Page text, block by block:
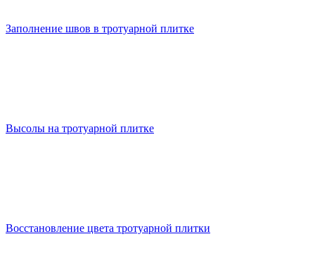
Заполнение швов в тротуарной плитке
Высолы на тротуарной плитке
Восстановление цвета тротуарной плитки